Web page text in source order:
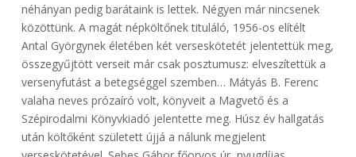
néhányan pedig barátaink is lettek. Négyen már nincsenek
közöttünk. A magát népköltőnek tituláló, 1956-os elítélt
Antal Györgynek életében két verseskötetét jelentettük meg,
összegyűjtött verseit már csak posztumusz: elveszítettük a
versenyfutást a betegséggel szemben… Mátyás B. Ferenc
valaha neves prózaíró volt, könyveit a Magvető és a
Szépirodalmi Könyvkiadó jelentette meg. Húsz év hallgatás
után költőként született újjá a nálunk megjelent